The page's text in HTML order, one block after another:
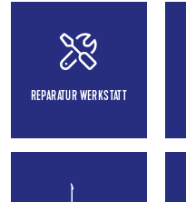
REPARATUR WERKSTATT